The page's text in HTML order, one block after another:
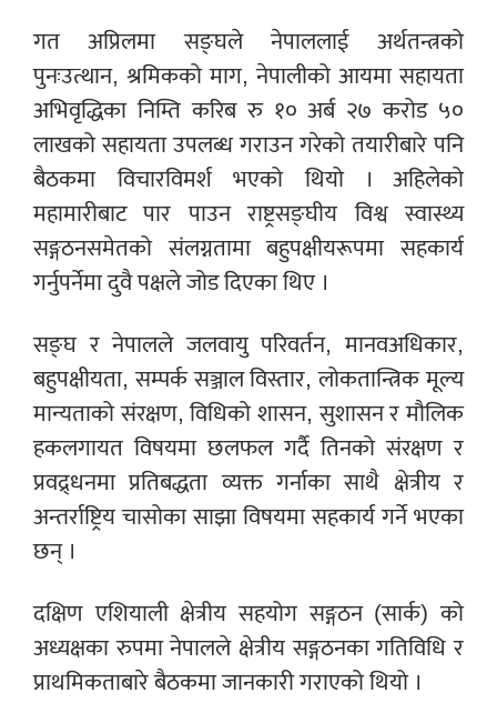
गत अप्रिलमा सङ्घले नेपाललाई अर्थतन्त्रको
पुनःउत्थान, श्रमिकको माग, नेपालीको आयमा सहायता
अभिवृद्धिका निम्ति करिब रु १० अर्ब २७ करोड ५०
लाखको सहायता उपलब्ध गराउन गरेको तयारीबारे पनि
बैठकमा विचारविमर्श भएको थियो । अहिलेको
महामारीबाट पार पाउन राष्ट्रसङ्घीय विश्व स्वास्थ्य
सङ्गठनसमेतको संलग्नतामा बहुपक्षीयरूपमा सहकार्य
गर्नुपर्नेमा दुवै पक्षले जोड दिएका थिए ।
सङ्घ र नेपालले जलवायु परिवर्तन, मानवअधिकार,
बहुपक्षीयता, सम्पर्क सञ्जाल विस्तार, लोकतान्त्रिक मूल्य
मान्यताको संरक्षण, विधिको शासन, सुशासन र मौलिक
हकलगायत विषयमा छलफल गर्दै तिनको संरक्षण र
प्रवद्र्धनमा प्रतिबद्धता व्यक्त गर्नाका साथै क्षेत्रीय र
अन्तर्राष्ट्रिय चासोका साझा विषयमा सहकार्य गर्ने भएका
छन् ।
दक्षिण एशियाली क्षेत्रीय सहयोग सङ्गठन (सार्क) को
अध्यक्षका रुपमा नेपालले क्षेत्रीय सङ्गठनका गतिविधि र
प्राथमिकताबारे बैठकमा जानकारी गराएको थियो ।